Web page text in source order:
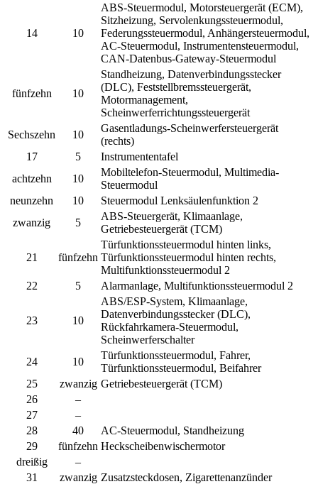
14 10
ABS-Steuermodul, Motorsteuergerät (ECM),
Sitzheizung, Servolenkungssteuermodul,
Federungssteuermodul, Anhängersteuermodul,
AC-Steuermodul, Instrumentensteuermodul,
CAN-Datenbus-Gateway-Steuermodul
fünfzehn 10
Standheizung, Datenverbindungsstecker
(DLC), Feststellbremssteuergerät,
Motormanagement,
Scheinwerferrichtungssteuergerät
Sechszehn
10
Gasentladungs-Scheinwerfersteuergerät
(rechts)
17
5
Instrumententafel
achtzehn
10
Mobiltelefon-Steuermodul, Multimedia-
Steuermodul
neunzehn
10
Steuermodul Lenksäulenfunktion 2
zwanzig
5
ABS-Steuergerät, Klimaanlage,
Getriebesteuergerät (TCM)
21 fünfzehn
Türfunktionssteuermodul hinten links,
Türfunktionssteuermodul hinten rechts,
Multifunktionssteuermodul 2
22
5 Alarmanlage, Multifunktionssteuermodul 2
23 10
ABS/ESP-System, Klimaanlage,
Datenverbindungsstecker (DLC),
Rückfahrkamera-Steuermodul,
Scheinwerferschalter
24
10
Türfunktionssteuermodul, Fahrer,
Türfunktionssteuermodul, Beifahrer
25
zwanzig Getriebesteuergerät (TCM)
26
–
27
–
28
40
AC-Steuermodul, Standheizung
29
fünfzehn Heckscheibenwischermotor
dreißig
–
31
zwanzig Zusatzsteckdosen, Zigarettenanzünder